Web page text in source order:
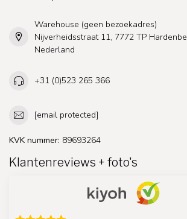
Warehouse (geen bezoekadres)
Nijverheidsstraat 11, 7772 TP
Nederland
+31 (0)523 265 366
[email protected]
KVK nummer: 89693264
Klantenreviews + foto's